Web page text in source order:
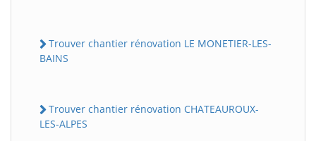
Trouver chantier rénovation LE MONETIER-LES-
BAINS
Trouver chantier rénovation CHATEAUROUX-
LES-ALPES